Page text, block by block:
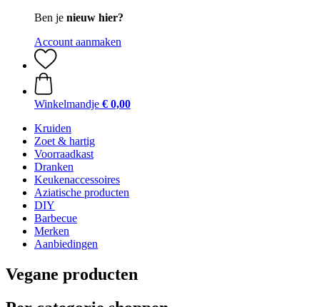
Ben je nieuw hier?
Account aanmaken
Winkelmandje € 0,00
Kruiden
Zoet & hartig
Voorraadkast
Dranken
Keukenaccessoires
Aziatische producten
DIY
Barbecue
Merken
Aanbiedingen
Vegane producten